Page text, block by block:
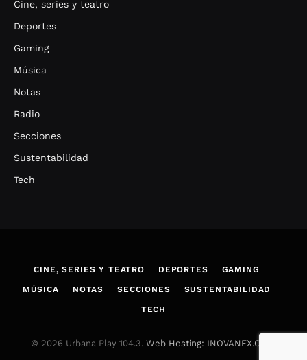
Cine, series y teatro
Deportes
Gaming
Música
Notas
Radio
Secciones
Sustentabilidad
Tech
CINE, SERIES Y TEATRO DEPORTES GAMING
MÚSICA NOTAS SECCIONES SUSTENTABILIDAD
TECH
© 2026 Urbana Play 104.3. Web Hosting: INOVANEX.COM